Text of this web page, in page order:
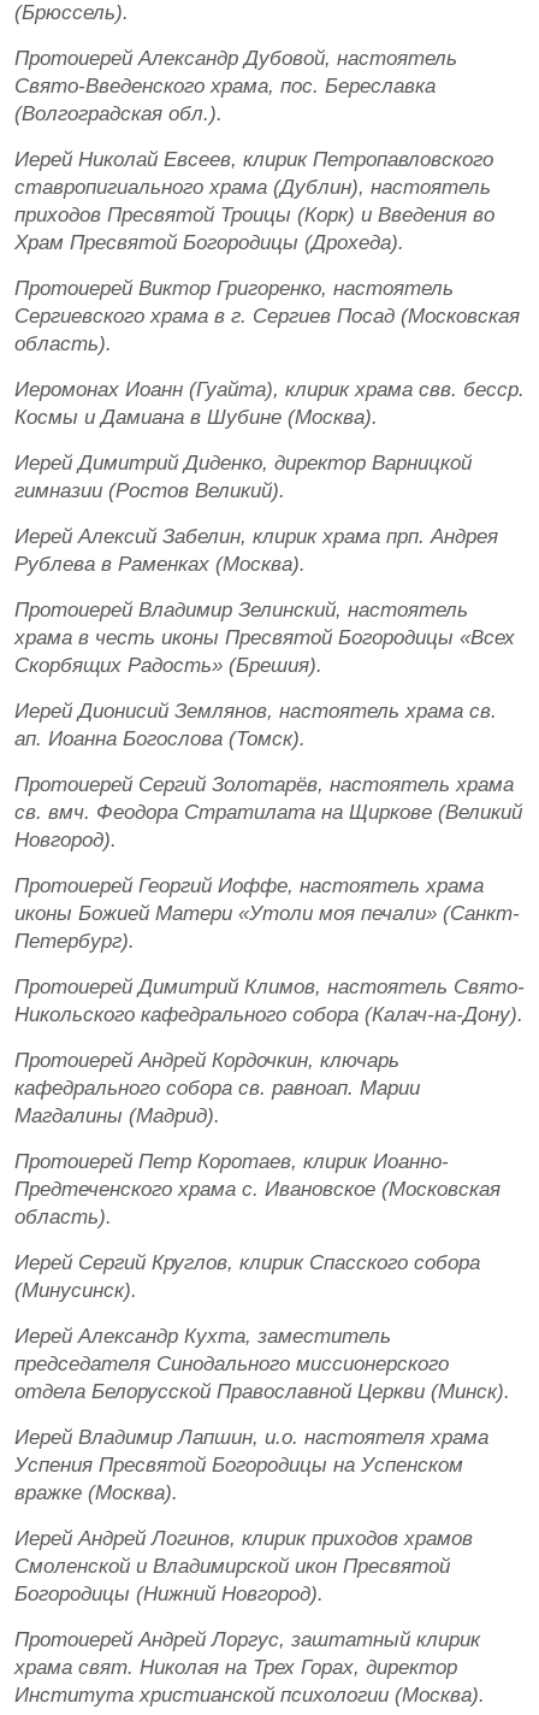
(Брюссель).
Протоиерей Александр Дубовой, настоятель
Свято-Введенского храма, пос. Береславка
(Волгоградская обл.).
Иерей Николай Евсеев, клирик Петропавловского
ставропигиального храма (Дублин), настоятель
приходов Пресвятой Троицы (Корк) и Введения во
Храм Пресвятой Богородицы (Дрохеда).
Протоиерей Виктор Григоренко, настоятель
Сергиевского храма в г. Сергиев Посад (Московская
область).
Иеромонах Иоанн (Гуайта), клирик храма свв. бесср.
Космы и Дамиана в Шубине (Москва).
Иерей Димитрий Диденко, директор Варницкой
гимназии (Ростов Великий).
Иерей Алексий Забелин, клирик храма прп. Андрея
Рублева в Раменках (Москва).
Протоиерей Владимир Зелинский, настоятель
храма в честь иконы Пресвятой Богородицы «Всех
Скорбящих Радость» (Брешия).
Иерей Дионисий Землянов, настоятель храма св.
ап. Иоанна Богослова (Томск).
Протоиерей Сергий Золотарёв, настоятель храма
св. вмч. Феодора Стратилата на Щиркове (Великий
Новгород).
Протоиерей Георгий Иоффе, настоятель храма
иконы Божией Матери «Утоли моя печали» (Санкт-
Петербург).
Протоиерей Димитрий Климов, настоятель Свято-
Никольского кафедрального собора (Калач-на-Дону).
Протоиерей Андрей Кордочкин, ключарь
кафедрального собора св. равноап. Марии
Магдалины (Мадрид).
Протоиерей Петр Коротаев, клирик Иоанно-
Предтеченского храма с. Ивановское (Московская
область).
Иерей Сергий Круглов, клирик Спасского собора
(Минусинск).
Иерей Александр Кухта, заместитель
председателя Синодального миссионерского
отдела Белорусской Православной Церкви (Минск).
Иерей Владимир Лапшин, и.о. настоятеля храма
Успения Пресвятой Богородицы на Успенском
вражке (Москва).
Иерей Андрей Логинов, клирик приходов храмов
Смоленской и Владимирской икон Пресвятой
Богородицы (Нижний Новгород).
Протоиерей Андрей Лоргус, заштатный клирик
храма свят. Николая на Трех Горах, директор
Института христианской психологии (Москва).